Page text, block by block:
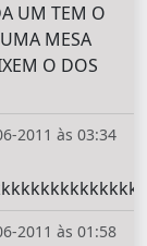
UM TEM O
MESA
O DOS
2011 às 03:34
2011 às 01:58